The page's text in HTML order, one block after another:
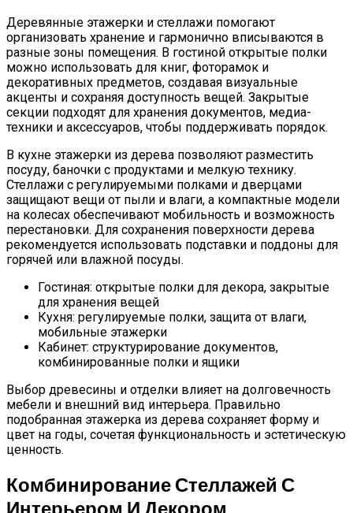
Деревянные этажерки и стеллажи помогают
организовать хранение и гармонично вписываются в
разные зоны помещения. В гостиной открытые полки
можно использовать для книг, фоторамок и
декоративных предметов, создавая визуальные
акценты и сохраняя доступность вещей. Закрытые
секции подходят для хранения документов, медиа-
техники и аксессуаров, чтобы поддерживать порядок.
В кухне этажерки из дерева позволяют разместить
посуду, баночки с продуктами и мелкую технику.
Стеллажи с регулируемыми полками и дверцами
защищают вещи от пыли и влаги, а компактные модели
на колесах обеспечивают мобильность и возможность
перестановки. Для сохранения поверхности дерева
рекомендуется использовать подставки и поддоны для
горячей или влажной посуды.
Гостиная: открытые полки для декора, закрытые
для хранения вещей
Кухня: регулируемые полки, защита от влаги,
мобильные этажерки
Кабинет: структурирование документов,
комбинированные полки и ящики
Выбор древесины и отделки влияет на долговечность
мебели и внешний вид интерьера. Правильно
подобранная этажерка из дерева сохраняет форму и
цвет на годы, сочетая функциональность и эстетическую
ценность.
Комбинирование Стеллажей С
Интерьером И Декором